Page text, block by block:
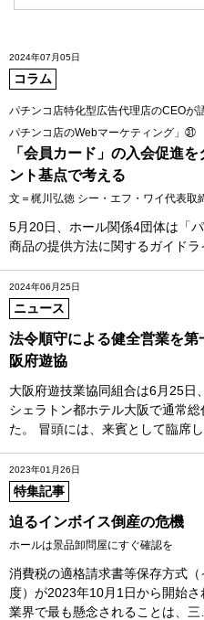
2024年07月05日
コラム
パチンコ店特化型広告代理店のCEOが
パチンコ店のWebマーケティング」㉛
「会員カード」の入会促進を
ント基点で考える
文＝梶川弘徳 シー・エフ・ワイ代表取
5月20日、ホール関係4団体は「
商品の提供方法に関するガイド
2024年06月25日
ニュース
法令順守による健全営業を第
阪府遊協
大阪府遊技業協同組合は6月25日
シェラトン都ホテル大阪で通常総
た。 冒頭には、来賓として臨席
2023年01月26日
特集記事
迫るインボイス倒産の危機
ホールは景品卸問屋にすぐ確認を
消費税の適格請求書等保存方式（
度）が2023年10月1日から開始
業界で最も懸念されることは、三